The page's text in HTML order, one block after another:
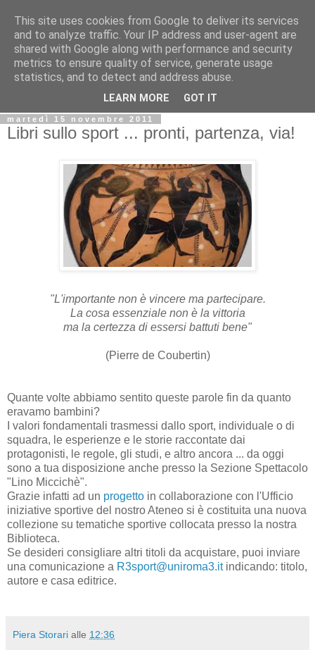
Biblio@rti in
Il Blog della Biblioteca di Area delle arti per condividere
informazioni iniziative incontri
martedì 15 novembre 2011
Libri sullo sport ... pronti, partenza, via!
"L'importante non è vincere ma partecipare.
La cosa essenziale non è la vittoria
ma la certezza di essersi battuti bene"
(Pierre de Coubertin)
Quante volte abbiamo sentito queste parole fin da quanto
eravamo bambini?
I valori fondamentali trasmessi dallo sport, individuale o di
squadra, le esperienze e le storie raccontate dai
protagonisti, le regole, gli studi, e altro ancora ... da oggi
sono a tua disposizione anche presso la Sezione Spettacolo
"Lino Miccichè".
Grazie infatti ad un progetto in collaborazione con l'Ufficio
iniziative sportive del nostro Ateneo si è costituita una nuova
collezione su tematiche sportive collocata presso la nostra
Biblioteca.
Se desideri consigliare altri titoli da acquistare, puoi inviare
una comunicazione a R3sport@uniroma3.itindicando: titolo,
autore e casa editrice.
Piera Storari alle 12:36
This site uses cookies from Google to deliver its services
and to analyze traffic. Your IP address and user-agent are
shared with Google along with performance and security
metrics to ensure quality of service, generate usage
statistics, and to detect and address abuse.
LEARN MORE GOT IT